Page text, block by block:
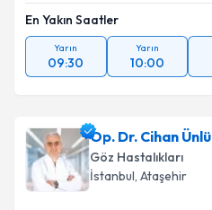
En Yakın Saatler
Yarın
09:30
Yarın
10:00
Op. Dr. Cihan Ünlü
Göz Hastalıkları
İstanbul, Ataşehir